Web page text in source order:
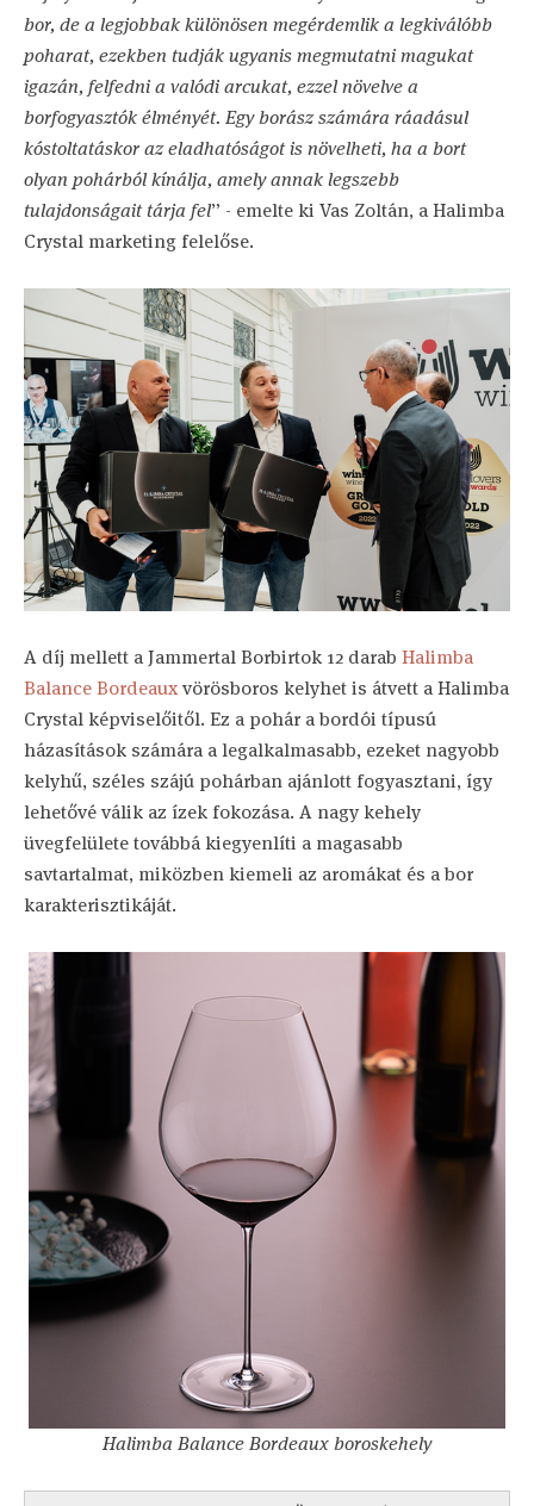
bor, de a legjobbak különösen megérdemlik a legkiválóbb
poharat, ezekben tudják ugyanis megmutatni magukat
igazán, felfedni a valódi arcukat, ezzel növelve a
borfogyasztók élményét. Egy borász számára ráadásul
kóstoltatáskor az eladhatóságot is növelheti, ha a bort
olyan pohárból kínálja, amely annak legszebb
tulajdonságait tárja fel” - emelte ki Vas Zoltán, a Halimba
Crystal marketing felelőse.
A díj mellett a Jammertal Borbirtok 12 darab Halimba
Balance Bordeauxvörösboros kelyhet is átvett a Halimba
Crystal képviselőitől. Ez a pohár a bordói típusú
házasítások számára a legalkalmasabb, ezeket nagyobb
kelyhű, széles szájú pohárban ajánlott fogyasztani, így
lehetővé válik az ízek fokozása. A nagy kehely
üvegfelülete továbbá kiegyenlíti a magasabb
savtartalmat, miközben kiemeli az aromákat és a bor
karakterisztikáját.
Halimba Balance Bordeaux boroskehely